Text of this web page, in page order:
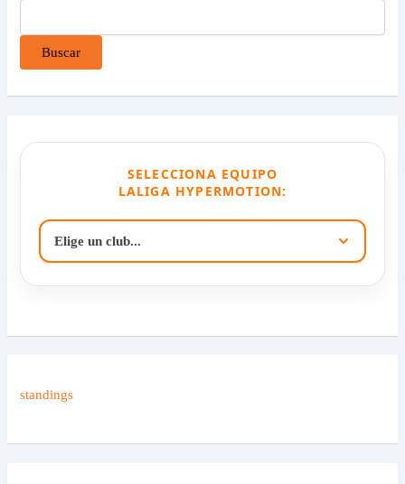
Buscar
SELECCIONA EQUIPO
LALIGA HYPERMOTION:
standings